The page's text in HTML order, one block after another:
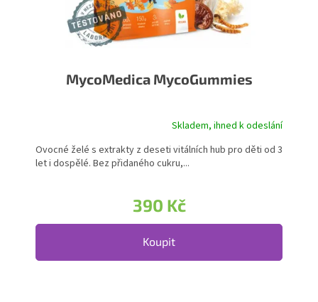
MycoMedica MycoGummies
Skladem, ihned k odeslání
390 Kč
Koupit
Ovocné želé s extrakty z deseti vitálních hub pro děti od 3
let i dospělé. Bez přidaného cukru,...